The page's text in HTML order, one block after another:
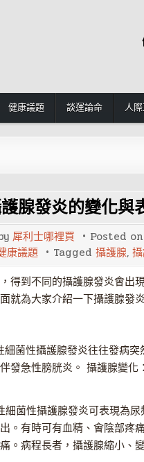
健康議題 談運論命 人
腺發炎的變化與
犀利士哪裡買 Posted on
康議題 Tagged 攝護腺,
得到不同的攝護腺發炎會出
就為大家介紹一下攝護腺發
菌性攝護腺發炎往往發病
發急性膀胱炎。 攝護腺變
菌性攝護腺發炎可表現為
。有時可有血精、會陰部疼
。病程長者，攝護腺縮小、